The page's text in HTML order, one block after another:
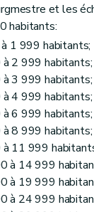
et les
habitants:
1 999 habitants;
2 999 habitants;
3 999 habitants;
4 999 habitants;
6 999 habitants;
8 999 habitants;
11 999
à 14 999
à 19 999
à 24 999